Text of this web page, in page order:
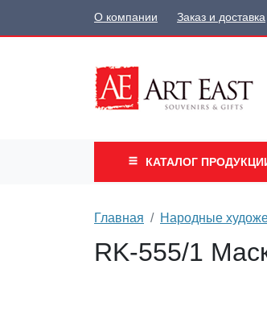
О компании Заказ и доставка
КАТАЛОГ
Главная Народные
RK-555/1